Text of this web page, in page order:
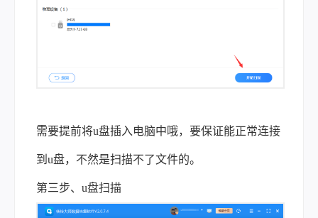
需要提前将u盘插入电脑中哦，要保证能正常连接
到 u盘，不然是扫描不了文件的。
第三步、 u盘扫描